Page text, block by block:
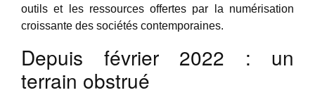
outils et les ressources offertes par la numérisation
croissante des sociétés contemporaines.
Depuis février 2022 : un
terrain obstrué